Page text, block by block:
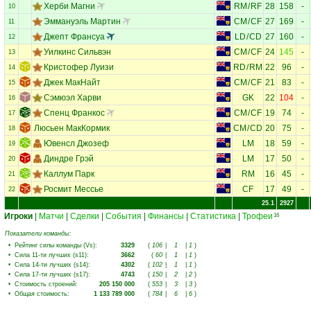
10 Херби Магни RM / RF 28 158 -
11 Эммануэль Мартин CM /CF 27 169 -
12 Джепт Франсуа LD/CD 27 160 -
13 Уилкинс Сильвэн CM /CF 24 145 -
14 Кристофер Луизи RD/ RM 22 96 -
15 Джек МакНайт CM /CF 21 83 -
16 Сэмюэл Харви GK 22 104 -
17 Спенц Франкос CM /CF 19 74 -
18 Люсьен МакКормик CM /CD 20 75 -
19 Ювенсл Джозеф LM 18 59 -
20 Диндре Грэй LM 17 50 -
21 Каллум Парк RM 16 45 -
22 Росмит Мессье CF 17 49 -
25.1 2927
Игроки Матчи Сделки События Финансы Статистика Трофеи 16
Показатели команды:
• Рейтинг силы команды (Vs): 3329 ( 106 1 1 )
• Сила 11-ти лучших (s11): 3662 ( 60 1 1 )
• Сила 14-ти лучших (s14): 4302 ( 102 1 1 )
• Сила 17-ти лучших (s17): 4743 ( 150 2 2 )
• Стоимость строений: 205 150 000 ( 553 3 3 )
• Общая стоимость: 1 133 789 000 ( 784 6 6 )